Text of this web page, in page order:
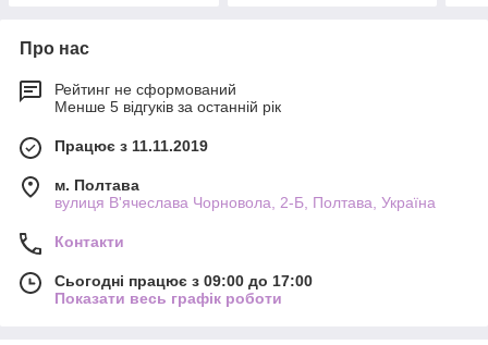
Про нас
Рейтинг не сформований
Менше 5 відгуків за останній рік
Працює з 11.11.2019
м. Полтава
вулиця В'ячеслава Чорновола, 2-Б, Полтава, Україна
Контакти
Сьогодні працює з 09:00 до 17:00
Показати весь графік роботи